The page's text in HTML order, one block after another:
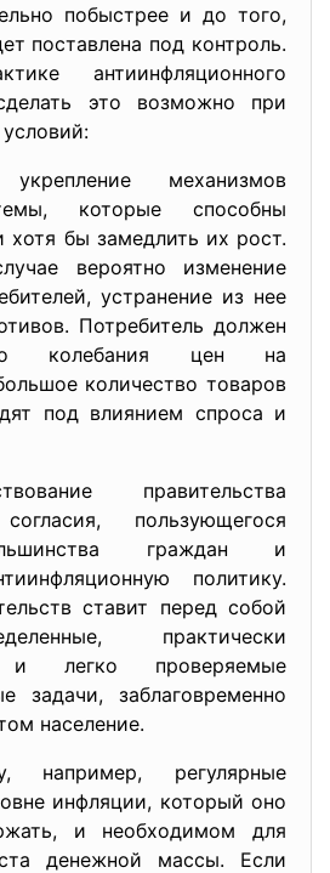
побыстрее и до того,
поставлена под контроль.
антиинфляционного
это возможно при
механизмов
которые способны
хотя бы замедлить их рост.
вероятно изменение
устранение из нее
Потребитель должен
колебания цен на
количество товаров
под влиянием спроса и
правительства
пользующегося
граждан и
политику.
ставит перед собой
практически
и легко проверяемые
задачи, заблаговременно
население.
например, регулярные
инфляции, который оно
и необходимом для
денежной массы. Если